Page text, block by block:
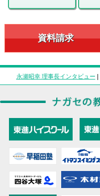
資料請求
永瀬昭幸 理事長インタビュー |